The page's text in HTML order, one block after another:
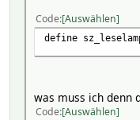
Code Auswählen
define
was muss ich denn
Code Auswählen